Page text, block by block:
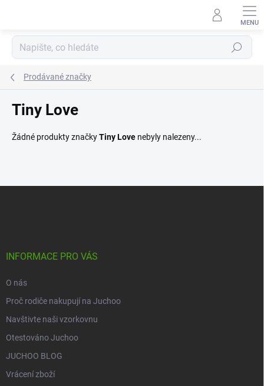
Hledat
Prodávané značky
Tiny Love
Žádné produkty značkyTiny Love nebyly nalezeny...
INFORMACE PRO VÁS
O nás
Proč rodiče nakupují na Juchoo
Navštivte naši vzorkovnu
Otestováno Juchoo
JUCHOO BLOG
Vrácení zboží